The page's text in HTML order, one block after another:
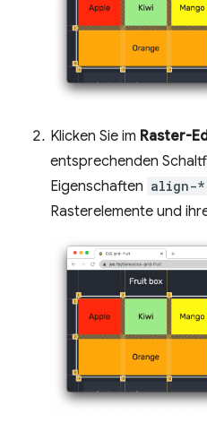
Klicken Sie im Raster-
entsprechenden
Eigenschaften align-*
Rasterelemente und